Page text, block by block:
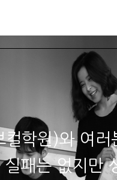
컬학원)와 여러
실패는 없지만